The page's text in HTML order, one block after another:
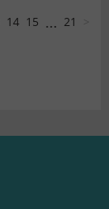
14 15 ... 21